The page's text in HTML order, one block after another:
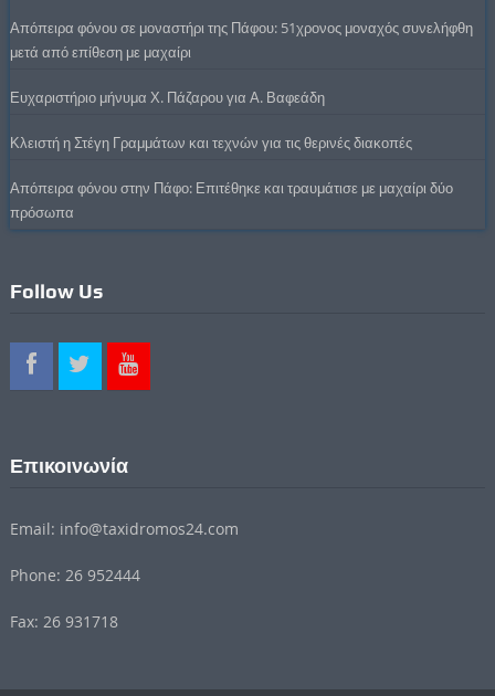
Απόπειρα φόνου σε μοναστήρι της Πάφου: 51χρονος μοναχός συνελήφθη
μετά από επίθεση με μαχαίρι
Ευχαριστήριο μήνυμα Χ. Πάζαρου για Α. Βαφεάδη
Κλειστή η Στέγη Γραμμάτων και τεχνών για τις θερινές διακοπές
Απόπειρα φόνου στην Πάφο: Επιτέθηκε και τραυμάτισε με μαχαίρι δύο
πρόσωπα
Follow Us
Επικοινωνία
Email: info@taxidromos24.com
Phone: 26 952444
Fax: 26 931718